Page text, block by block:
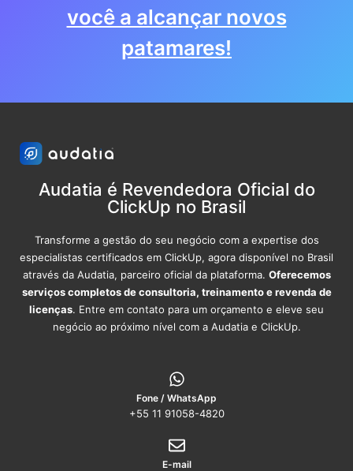
você a alcançar novos
patamares!
Audatia é Revendedora Oficial do
ClickUp no Brasil
Transforme a gestão do seu negócio com a expertise dos
especialistas certificados em ClickUp, agora disponível no Brasil
através da Audatia, parceiro oficial da plataforma. Oferecemos
serviços completos de consultoria, treinamento e revenda de
licenças. Entre em contato para um orçamento e eleve seu
negócio ao próximo nível com a Audatia e ClickUp.
Fone / WhatsApp
+55 11 91058-4820
E-mail